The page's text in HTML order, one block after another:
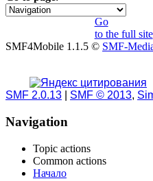
1 2 3 »
Go
to the full site
SMF4Mobile 1.1.5 © SMF-
SMF 2.0.13 SMF © 2013,
Navigation
Topic actions
Common actions
Начало